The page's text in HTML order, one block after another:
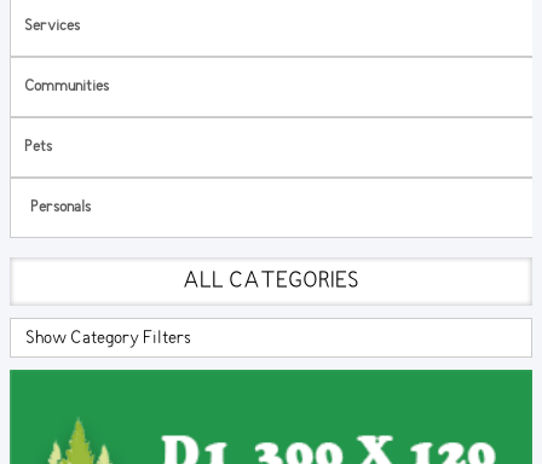
Services
Communities
Pets
Personals
ALL CATEGORIES
Show Category Filters